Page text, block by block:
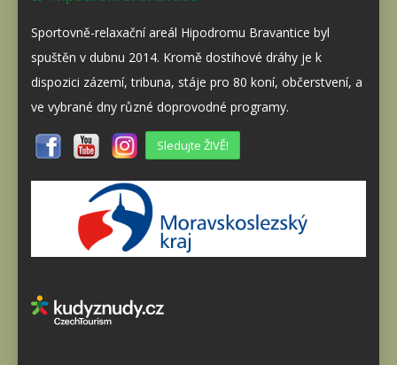
Sportovně-relaxační areál Hipodromu Bravantice byl
spuštěn v dubnu 2014. Kromě dostihové dráhy je k
dispozici zázemí, tribuna, stáje pro 80 koní, občerstvení, a
ve vybrané dny různé doprovodné programy.
Sledujte ŽIVĚ!